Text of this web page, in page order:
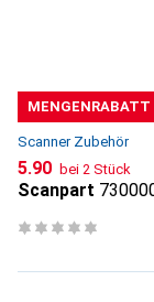
MENGENRABATT
Scanner Zubehör
CHF
5.90 bei 2 Stück
Scanpart